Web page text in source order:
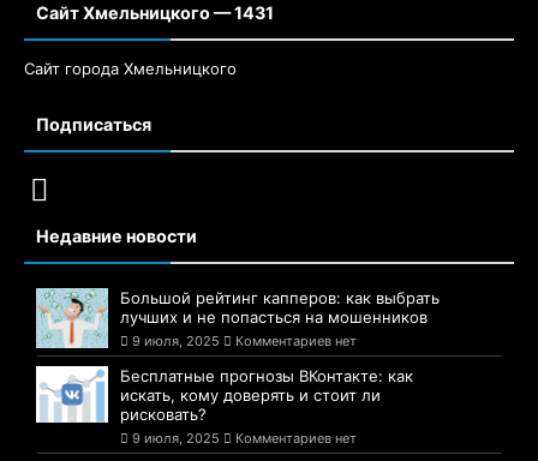
Сайт Хмельницкого — 1431
Сайт города Хмельницкого
Подписаться
Недавние новости
Большой рейтинг капперов: как выбрать
лучших и не попасться на мошенников
9 июля, 2025 Комментариев нет
Бесплатные прогнозы ВКонтакте: как
искать, кому доверять и стоит ли
рисковать?
9 июля, 2025 Комментариев нет